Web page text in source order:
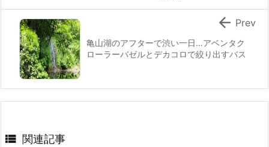
亀山湖のアフターで渋い一日…アベンタク
ローラーバゼルとデカコロで絞り出すバス
 Prev
 関連記事